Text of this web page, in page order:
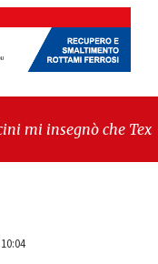
insegnò che Tex Willer